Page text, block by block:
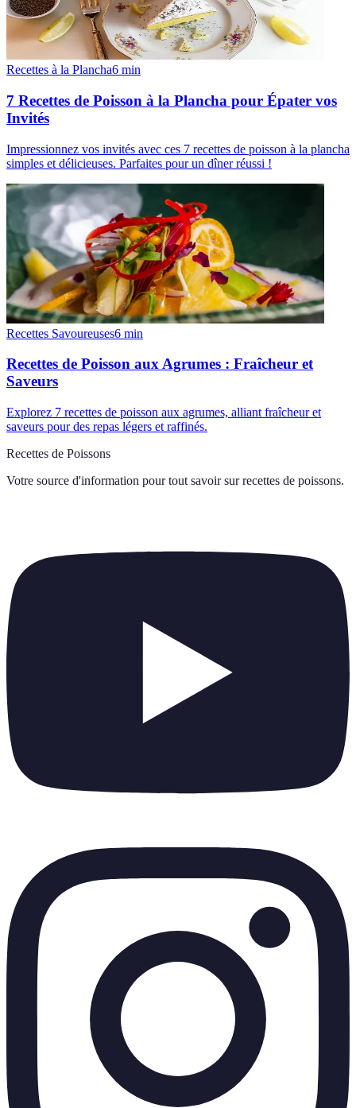
Recettes à la Plancha6 min
7 Recettes de Poisson à la Plancha pour Épater vos
Invités
Impressionnez vos invités avec ces 7 recettes de poisson à la plancha
simples et délicieuses. Parfaites pour un dîner réussi !
Recettes Savoureuses6 min
Recettes de Poisson aux Agrumes : Fraîcheur et
Saveurs
Explorez 7 recettes de poisson aux agrumes, alliant fraîcheur et
saveurs pour des repas légers et raffinés.
Recettes de Poissons
Votre source d'information pour tout savoir sur recettes de poissons.